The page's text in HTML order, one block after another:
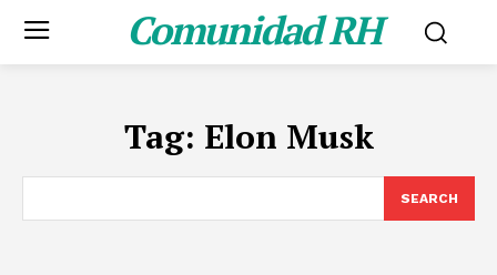
Comunidad RH
Tag: Elon Musk
SEARCH